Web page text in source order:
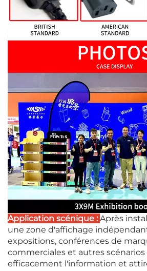
Application scénique : Après
une zone d'affichage
expositions, conférences de
commerciales et autres
efficacement l'information et